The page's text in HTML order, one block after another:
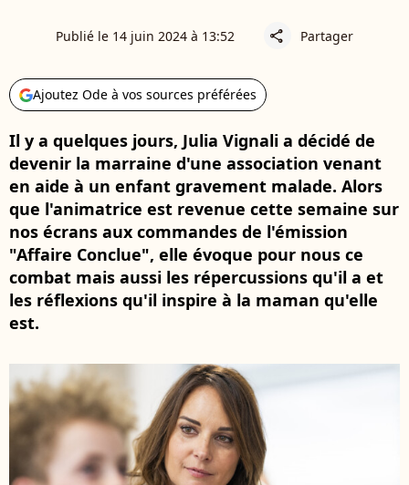
Publié le 14 juin 2024 à 13:52 share Partager
Ajoutez Ode à vos sources préférées
Il y a quelques jours, Julia Vignali a décidé de
devenir la marraine d'une association venant
en aide à un enfant gravement malade. Alors
que l'animatrice est revenue cette semaine sur
nos écrans aux commandes de l'émission
"Affaire Conclue", elle évoque pour nous ce
combat mais aussi les répercussions qu'il a et
les réflexions qu'il inspire à la maman qu'elle
est.